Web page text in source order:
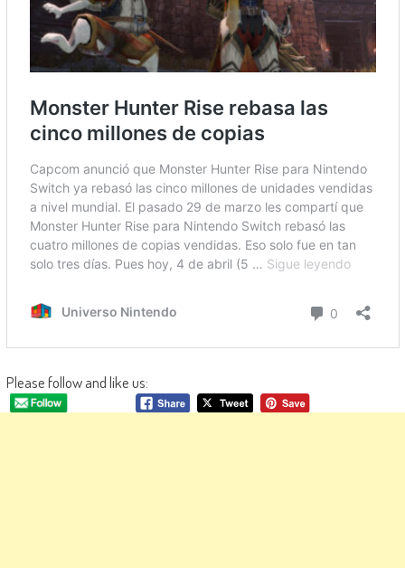
Please follow and like us: